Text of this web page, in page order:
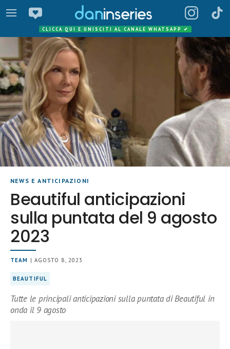
CLICCA QUI E UNISCITI AL CANALE WHATSAPP ✔
NEWS E ANTICIPAZIONI
Beautiful anticipazioni
sulla puntata del 9 agosto
2023
TEAM | AGOSTO 8, 2023
BEAUTIFUL
Tutte le principali anticipazioni sulla puntata di Beautiful in
onda il 9 agosto